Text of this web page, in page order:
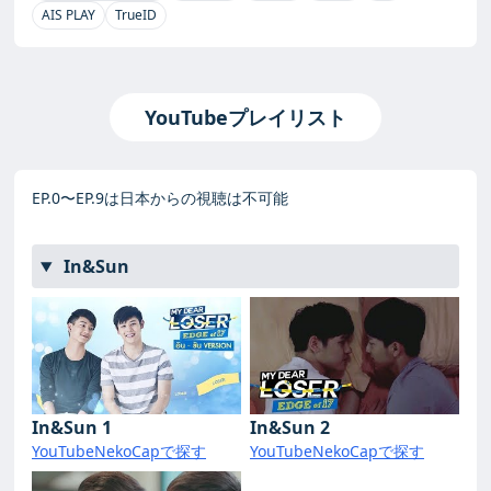
AIS PLAY TrueID
YouTubeプレイリスト
EP.0〜EP.9は日本からの視聴は不可能
In&Sun
In&Sun 1
YouTubeNekoCapで探す
In&Sun 2
YouTubeNekoCapで探す